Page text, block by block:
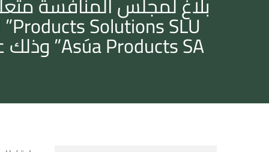
Asúa Products SA” وذلك عن طريق اقتناء مجموع الأسهم وحقوق التصويت المرتبطة به.